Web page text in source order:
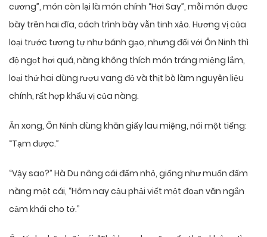
cương”, món còn lại là món chính “Hơi Say”, mỗi món được
bày trên hai đĩa, cách trình bày vẫn tinh xảo. Hương vị của
loại trước tương tự như bánh gạo, nhưng đối với Ôn Ninh thì
độ ngọt hơi quá, nàng không thích món tráng miệng lắm,
loại thứ hai dùng rượu vang đỏ và thịt bò làm nguyên liệu
chính, rất hợp khẩu vị của nàng.
Ăn xong, Ôn Ninh dùng khăn giấy lau miệng, nói một tiếng:
“Tạm được.”
“Vậy sao?” Hà Du nâng cái đấm nhỏ, giống như muốn đấm
nàng một cái, “Hôm nay cậu phải viết một đoạn văn ngắn
cảm khái cho tớ.”